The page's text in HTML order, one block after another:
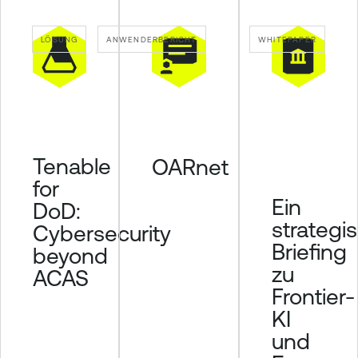
e
V
u
b
y
LÖSUNG
Tenable
for
DoD:
Cybersecurity
beyond
ACAS
ANWENDERBERICHT
OARnet
WHITEPAPER
Ein
Briefing
zu
Frontier-
KI
und